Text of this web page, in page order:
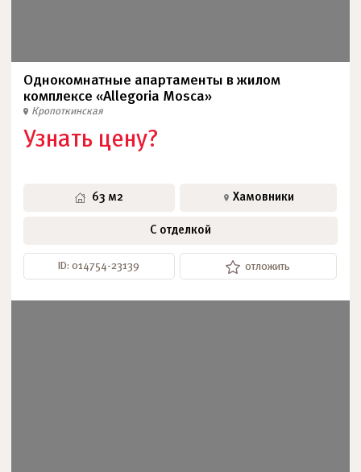
Однокомнатные апартаменты в жилом
комплексе «Allegoria Mosca»
Кропоткинская
Узнать цену?
63 м2 Хамовники
С отделкой
ID: 014754-23139 отложить